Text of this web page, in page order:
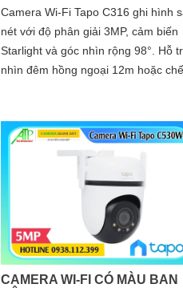
Camera Wi-Fi Tapo C316 ghi hình
nét với độ phân giải 3MP, cảm biến
Starlight và góc nhìn rộng 98°. Hỗ trợ
nhìn đêm hồng ngoại 12m hoặc chế
CAMERA WI-FI CÓ MÀU BAN